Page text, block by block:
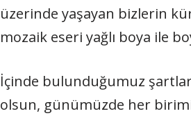
üzerinde yaşayan bizlerin
mozaik eseri yağlı boya ile
İçinde bulunduğumuz
olsun, günümüzde her